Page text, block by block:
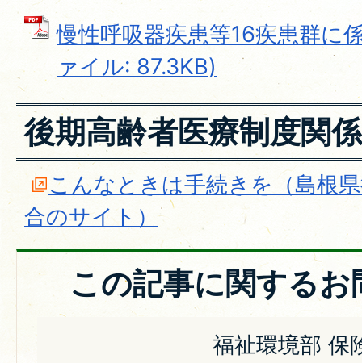
慢性呼吸器疾患等16疾患群に
ァイル: 87.3KB)
後期高齢者医療制度関係
こんなときは手続きを（島根
合のサイト）
この記事に関するお
福祉環境部 保